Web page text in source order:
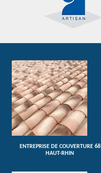
ENTREPRISE DE COUVERTURE 68
HAUT-RHIN